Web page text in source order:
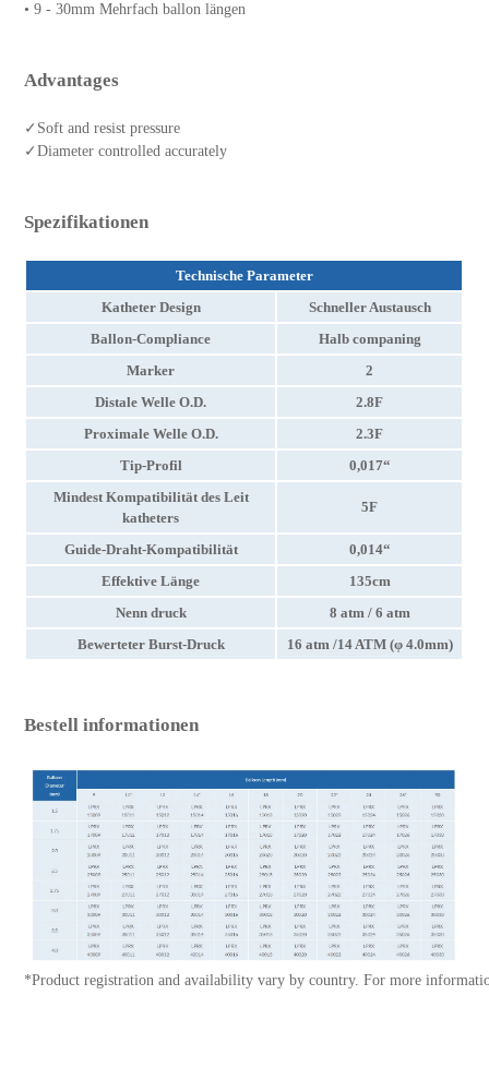
• 9 - 30mm Mehrfach ballon längen
Advantages
✓Soft and resist pressure
✓Diameter controlled accurately
Spezifikationen
Technische Parameter
Katheter Design
Schneller Austausch
Ballon-Compliance
Halb companing
Marker
2
Distale Welle O.D.
2.8F
Proximale Welle O.D.
2.3F
Tip-Profil
0,017“
Mindest Kompatibilität des Leit
katheters
5F
Guide-Draht-Kompatibilität
0,014“
Effektive Länge
135cm
Nenn druck
8 atm / 6 atm
Bewerteter Burst-Druck
16 atm /14 ATM (φ 4.0mm)
Bestell informationen
*Product registration and availability vary by country. For more